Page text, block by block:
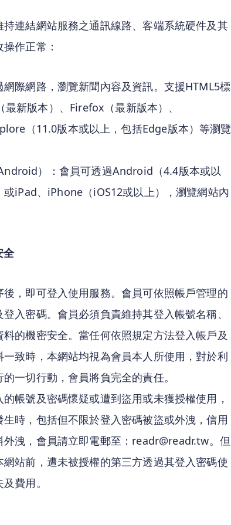
連結網站服務之通訊線路、客端系統硬件及其
作正常：
際網路，瀏覽新聞內容及資訊。支援HTML5標
新版本）、Firefox（最新版本）、
（11.0版本或以上，包括Edge版本）等瀏覽
）：會員可透過Android（4.4版本或以
iPad、iPhone（iOS12或以上），瀏覽網站內
全
，即可登入使用服務。會員可依照帳戶管理的
入密碼。會員必須負責維持其登入帳號名稱、
的機密安全。當任何依照規定方法登入帳戶及
致時，本網站均視為會員本人所使用，對於利
一切行動，會員將負完全的責任。
帳號及密碼懷疑或遭到盜用或未獲授權使用，
時，包括但不限於登入密碼被盜或外洩，信用
洩，會員請立即電郵至：readr@readr.tw。但
站前，遭未被授權的第三方透過其登入密碼使
費用。